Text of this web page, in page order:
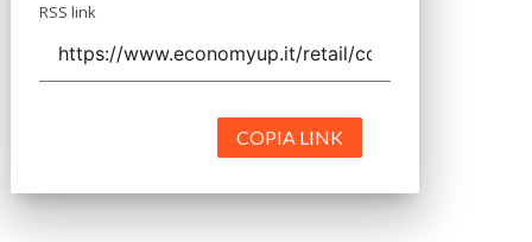
RSS link
COPIA LINK